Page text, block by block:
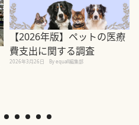
【2026年版】ペットの医療
費支出に関する調査
2026年3月26日 By equall編集部